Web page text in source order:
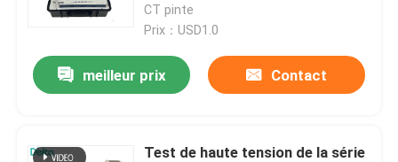
CT pinte
Prix：USD1.0
meilleur prix Contact
Test de haute tension de la série